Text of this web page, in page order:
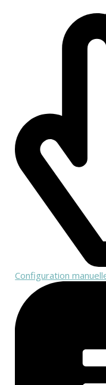
Configuration